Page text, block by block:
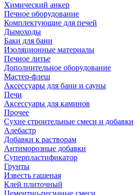
Химический анкер
Печное оборудование
Комплектующие для печей
Дымоходы
Баки для бани
Изоляционные материалы
Печное литье
Дополнительное оборудование
Мастер-флеш
Аксессуары для бани и сауны
Печи
Аксессуары для каминов
Прочее
Сухие строительные смеси и добавки
Алебастр
Добавки к растворам
Антиморозные добавки
Суперпластификатор
Грунты
Известь гашеная
Клей плиточный
Цементно-песчаные смеси